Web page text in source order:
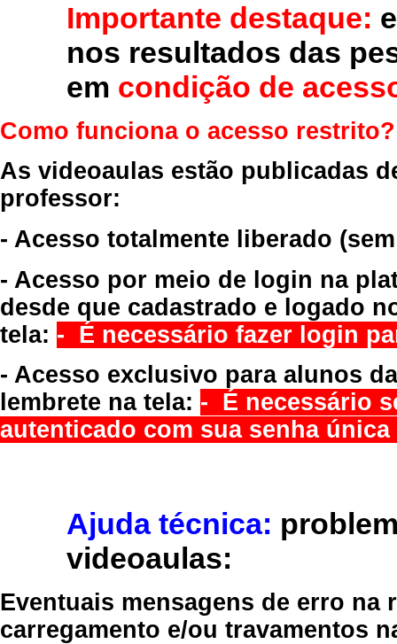
Importante destaque:
nos resultados das
em condição de
Como funciona o acesso restrito?
As videoaulas estão publicadas
professor:
- Acesso totalmente liberado
- Acesso por meio de login na
desde que cadastrado e logado
tela: - É necessário fazer login
- Acesso exclusivo para alunos
lembrete na tela: - É necessário
autenticado com sua senha
Ajuda técnica:
videoaulas:
Eventuais mensagens de erro
carregamento e/ou travamentos